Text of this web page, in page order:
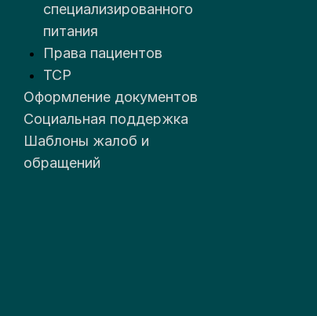
специализированного
питания
Права пациентов
ТСР
Оформление документов
Социальная поддержка
Шаблоны жалоб и
обращений